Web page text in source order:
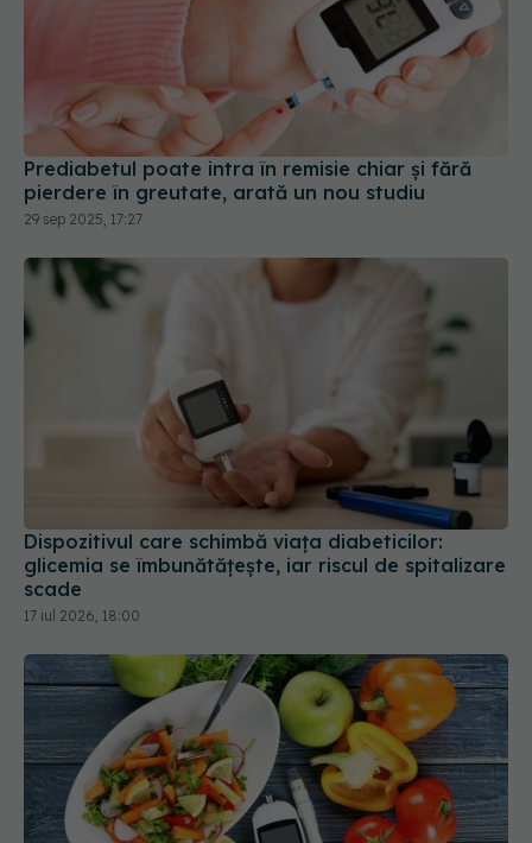
Prediabetul poate intra în remisie chiar și fără
pierdere în greutate, arată un nou studiu
29 sep 2025, 17:27
Dispozitivul care schimbă viața diabeticilor:
glicemia se îmbunătățește, iar riscul de spitalizare
scade
17 iul 2026, 18:00